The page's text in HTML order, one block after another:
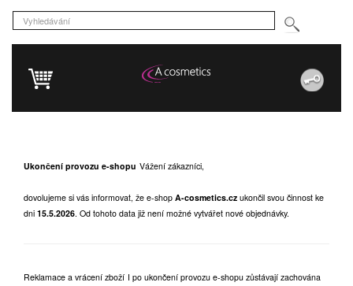
Ukončení provozu e-shopu Vážení zákazníci,
dovolujeme si vás informovat, že e-shop A-cosmetics.cz ukončil svou činnost ke
dni 15.5.2026. Od tohoto data již není možné vytvářet nové objednávky.
Reklamace a vrácení zboží I po ukončení provozu e-shopu zůstávají zachována